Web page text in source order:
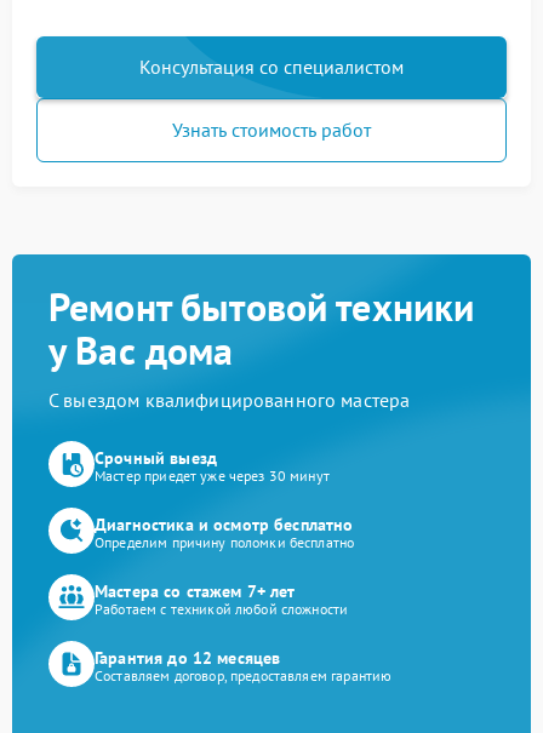
Консультация со специалистом
Узнать стоимость работ
Ремонт бытовой техники
у Вас дома
С выездом квалифицированного мастера
Срочный выезд
Мастер приедет уже через 30 минут
Диагностика и осмотр бесплатно
Определим причину поломки бесплатно
Мастера со стажем 7+ лет
Работаем с техникой любой сложности
Гарантия до 12 месяцев
Составляем договор, предоставляем гарантию